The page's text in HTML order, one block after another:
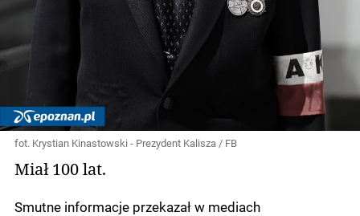
fot. Krystian Kinastowski - Prezydent Kalisza / FB
Miał 100 lat.
Smutne informacje przekazał w mediach